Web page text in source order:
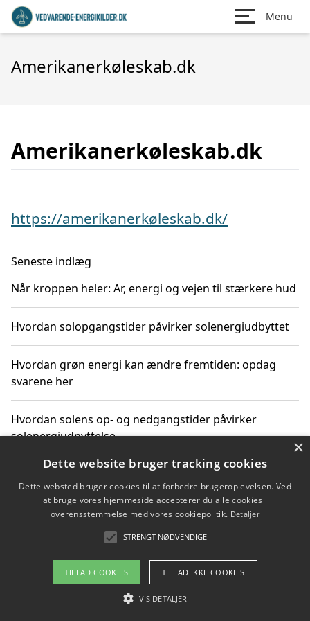
Menu
Amerikanerkøleskab.dk
Amerikanerkøleskab.dk
https://amerikanerkøleskab.dk/
Seneste indlæg
Når kroppen heler: Ar, energi og vejen til stærkere hud
Hvordan solopgangstider påvirker solenergiudbyttet
Hvordan grøn energi kan ændre fremtiden: opdag
svarene her
Hvordan solens op- og nedgangstider påvirker
solenergiudnyttelse
Hvordan du får svar på energispørgsmål om
vedvarende energikilder
Om / kontakt
Blog Betingelser
×
Dette website bruger tracking cookies
Dette websted bruger cookies til at forbedre brugeroplevelsen. Ved
at bruge vores hjemmeside accepterer du alle cookies i
overensstemmelse med vores cookiepolitik. Detaljer
STRENGT NØDVENDIGE
TILLAD COOKIES TILLAD IKKE COOKIES
VIS DETALJER